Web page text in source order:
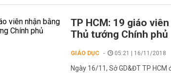
TP HCM: 19 giáo
Thủ tướng Chính phủ
GIÁO DỤC 05:21 | 16/11/2018
Ngày 16/11, Sở GD&ĐT TP